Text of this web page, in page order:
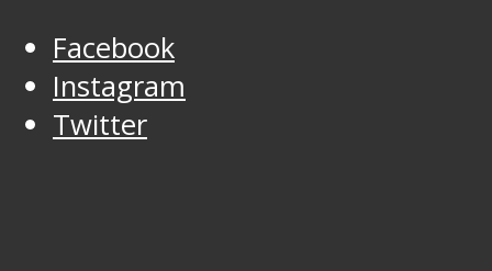
Facebook
Instagram
Twitter